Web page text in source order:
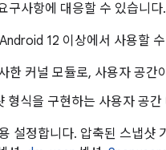
구사항에 대응할 수 있습니다.
12 이상에서 사용할
한 커널 모듈로, 사용자 공
형식을 구현하는 사용자 공간
설정합니다. 압축된 스냅샷